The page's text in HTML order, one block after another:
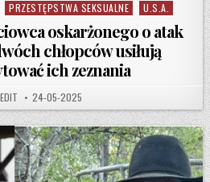
PRZESTĘPSTWA SEKSUALNE U.S.A.
oskarżonego o atak
chłopców usiłują
ich zeznania
PUBLISHED DATE:
24-05-2025